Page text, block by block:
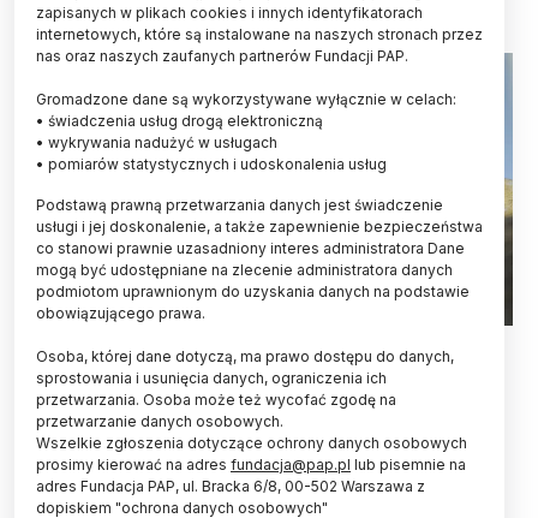
Na ciele Otziego, słynnego Człowieka Lodu,
obecne są odporne na zimno drożdże.
Mikroorganizmy te mogą towarzyszyć mumii od
ponad 5300 lat i przetrwały na ciele mężczyzny z
neolitu do dziś.
zapisanych w plikach cookies i innych identyfikatorach
internetowych, które są instalowane na naszych stronach przez
nas oraz naszych zaufanych partnerów Fundacji PAP.
Gromadzone dane są wykorzystywane wyłącznie w celach:
• świadczenia usług drogą elektroniczną
• wykrywania nadużyć w usługach
• pomiarów statystycznych i udoskonalenia usług
Podstawą prawną przetwarzania danych jest świadczenie
usługi i jej doskonalenie, a także zapewnienie bezpieczeństwa
co stanowi prawnie uzasadniony interes administratora Dane
mogą być udostępniane na zlecenie administratora danych
podmiotom uprawnionym do uzyskania danych na podstawie
obowiązującego prawa.
Osoba, której dane dotyczą, ma prawo dostępu do danych,
sprostowania i usunięcia danych, ograniczenia ich
przetwarzania. Osoba może też wycofać zgodę na
przetwarzanie danych osobowych.
Wszelkie zgłoszenia dotyczące ochrony danych osobowych
prosimy kierować na adres fundacja@pap.pl lub pisemnie na
adres Fundacja PAP, ul. Bracka 6/8, 00-502 Warszawa z
dopiskiem "ochrona danych osobowych"